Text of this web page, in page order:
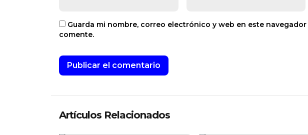
Guarda mi nombre, correo electrónico y web en este
comente.
Artículos Relacionados